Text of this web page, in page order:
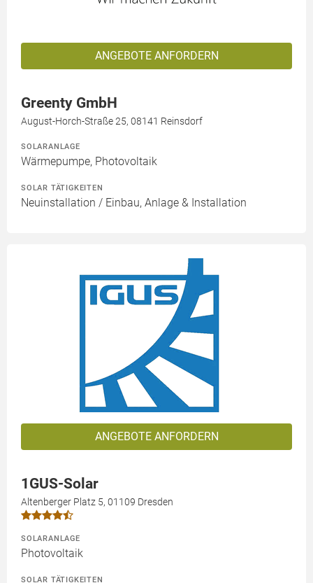
ANGEBOTE ANFORDERN
Greenty GmbH
August-Horch-Straße 25, 08141 Reinsdorf
SOLARANLAGE
Wärmepumpe, Photovoltaik
SOLAR TÄTIGKEITEN
Neuinstallation / Einbau, Anlage & Installation
ANGEBOTE ANFORDERN
1GUS-Solar
Altenberger Platz 5, 01109 Dresden
SOLARANLAGE
Photovoltaik
SOLAR TÄTIGKEITEN